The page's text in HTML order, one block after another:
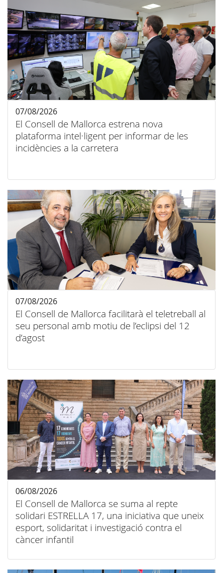
El Consell de Mallorca estrena nova
plataforma intel·ligent per informar de les
incidències a la carretera
07/08/2026
El Consell de Mallorca facilitarà el teletreball al
seu personal amb motiu de l’eclipsi del 12
d’agost
07/08/2026
El Consell de Mallorca se suma al repte
solidari ESTRELLA 17, una iniciativa que uneix
esport, solidaritat i investigació contra el
càncer infantil
06/08/2026